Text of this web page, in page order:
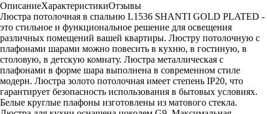
ОписаниеХарактеристикиОтзывы
Люстра потолочная в спальню L1536 SHANTI GOLD PLATED -
это стильное и функциональное решение для освещения
различных помещений вашей квартиры. Люстру потолочную с
плафонами шарами можно повесить в кухню, в гостиную, в
столовую, в детскую комнату. Люстра металлическая с
плафонами в форме шара выполнена в современном стиле
модерн. Люстра золото потолочная имеет степень IP20, что
гарантирует безопасность использования в бытовых условиях.
Белые круглые плафоны изготовлены из матового стекла.